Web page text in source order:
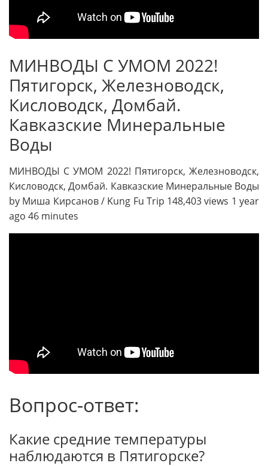
МИНВОДЫ С УМОМ 2022!
Пятигорск, Железноводск,
Кисловодск, Домбай.
Кавказские Минеральные
Воды
МИНВОДЫ С УМОМ 2022! Пятигорск, Железноводск,
Кисловодск, Домбай. Кавказские Минеральные Воды
by Миша Кирсанов / Kung Fu Trip 148,403 views 1 year
ago 46 minutes
Вопрос-ответ:
Какие средние температуры
наблюдаются в Пятигорске?